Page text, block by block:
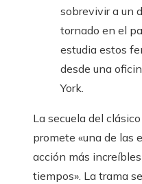
sobrevivir a un
tornado en el
estudia estos
desde una
York.
La secuela del
promete «una de las
acción más
tiempos». La trama